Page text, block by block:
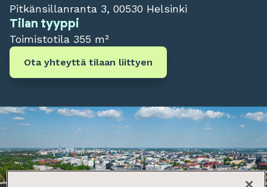
Pitkänsillanranta 3, 00530 Helsinki
Tilan tyyppi
Toimistotila 355 m²
Ota yhteyttä tilaan liittyen